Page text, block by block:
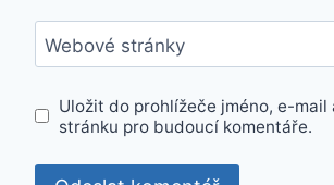
Webové stránky
Uložit do prohlížeče jméno, e-mail
stránku pro budoucí komentáře.